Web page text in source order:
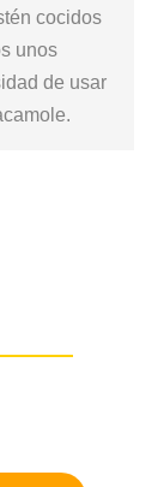
cocidos
unos
de usar